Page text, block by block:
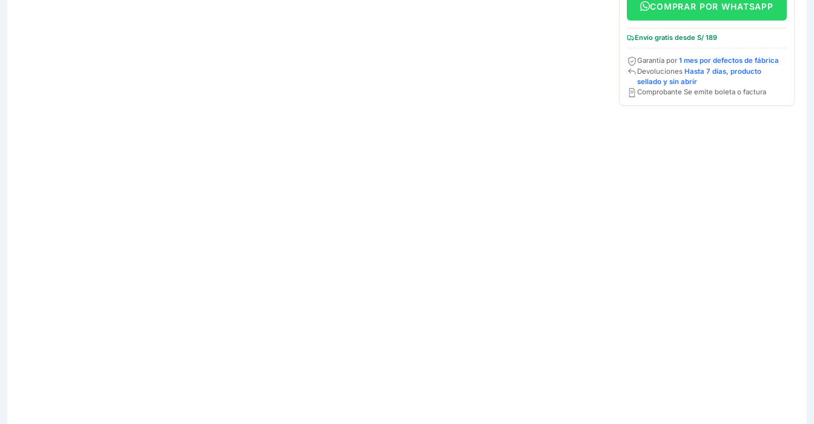
COMPRAR POR WHATSAPP
Envío gratis desde S/ 189
Garantía por 1 mes por defectos de fábrica
Devoluciones Hasta 7 días, producto
sellado y sin abrir
Comprobante Se emite boleta o factura